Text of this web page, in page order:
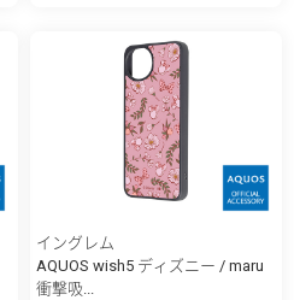
イングレム
AQUOS wish5 ディズニー / maru
衝撃吸...